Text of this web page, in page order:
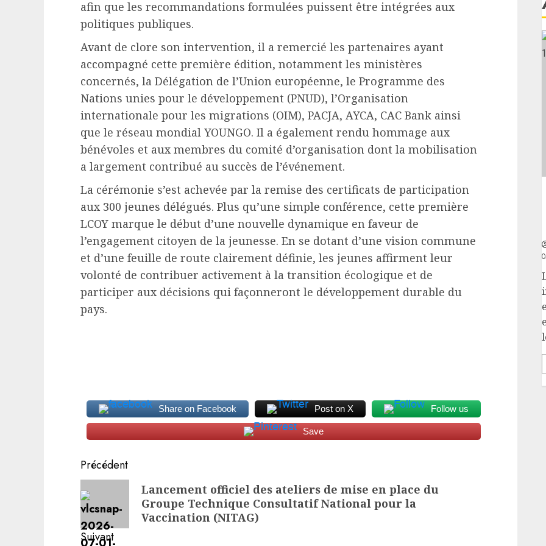
afin que les recommandations formulées puissent être intégrées aux
politiques publiques.
Avant de clore son intervention, il a remercié les partenaires ayant
accompagné cette première édition, notamment les ministères
concernés, la Délégation de l’Union européenne, le Programme des
Nations unies pour le développement (PNUD), l’Organisation
internationale pour les migrations (OIM), PACJA, AYCA, CAC Bank ainsi
que le réseau mondial YOUNGO. Il a également rendu hommage aux
bénévoles et aux membres du comité d’organisation dont la mobilisation
a largement contribué au succès de l’événement.
La cérémonie s’est achevée par la remise des certificats de participation
aux 300 jeunes délégués. Plus qu’une simple conférence, cette première
LCOY marque le début d’une nouvelle dynamique en faveur de
l’engagement citoyen de la jeunesse. En se dotant d’une vision commune
et d’une feuille de route clairement définie, les jeunes affirment leur
volonté de contribuer activement à la transition écologique et de
participer aux décisions qui façonneront le développement durable du
pays.
Share on Facebook Post on X Follow us
Save
Navigation
d’article
Précédent
Article
précédent:
Lancement officiel des ateliers de mise en place du
Groupe Technique Consultatif National pour la
Vaccination (NITAG)
Suivant